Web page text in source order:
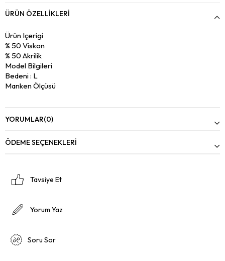
ÜRÜN ÖZELLIKLERI
Ürün Içerigi
% 50 Viskon
% 50 Akrilik
Model Bilgileri
Bedeni : L
Manken Ölçüsü
Basen : 98
Kilo : 81
YORUMLAR(0)
ÖDEME SEÇENEKLERI
Tavsiye Et
Yorum Yaz
Soru Sor